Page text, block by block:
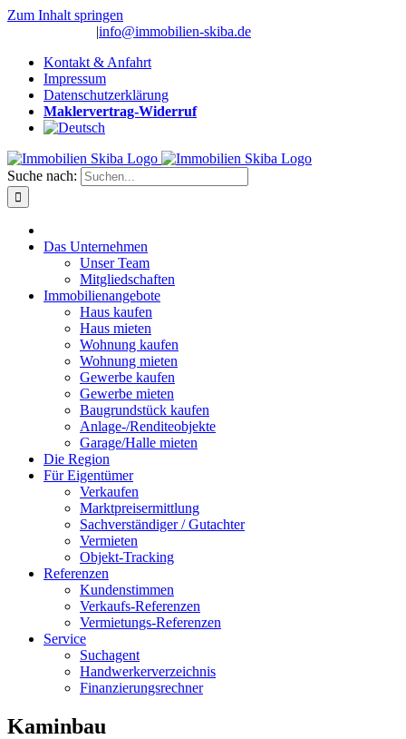
Zum Inhalt springen
|info@immobilien-skiba.de
Kontakt & Anfahrt
Impressum
Datenschutzerklärung
Maklervertrag-Widerruf
Suche nach:
Das Unternehmen
Unser Team
Mitgliedschaften
Immobilienangebote
Haus kaufen
Haus mieten
Wohnung kaufen
Wohnung mieten
Gewerbe kaufen
Gewerbe mieten
Baugrundstück kaufen
Anlage-/Renditeobjekte
Garage/Halle mieten
Die Region
Für Eigentümer
Verkaufen
Marktpreisermittlung
Sachverständiger / Gutachter
Vermieten
Objekt-Tracking
Referenzen
Kundenstimmen
Verkaufs-Referenzen
Vermietungs-Referenzen
Service
Suchagent
Handwerkerverzeichnis
Finanzierungsrechner
Kaminbau